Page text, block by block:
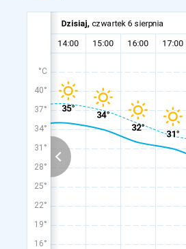
°C
40°
37°
34°
31°
28°
25°
22°
19°
16°